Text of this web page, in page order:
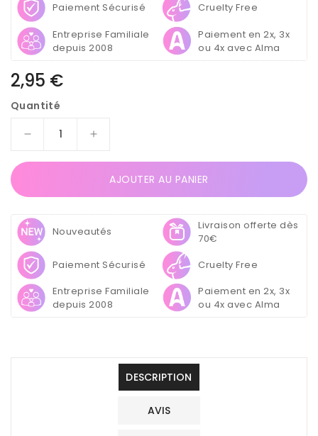
Paiement Sécurisé
Cruelty Free
Entreprise Familiale
depuis 2008
Paiement en 2x, 3x
ou 4x avec Alma
Prix
habituel
2,95 €
Quantité
Réduire
Plaque
de
Stamping
pour
Ongles
Thème
:
Motif
Augmenter
Plaque
de
Stamping
Ongles
:
Motif
AJOUTER AU PANIER
Nouveautés
Livraison offerte dès
70€
Paiement Sécurisé
Cruelty Free
Entreprise Familiale
depuis 2008
Paiement en 2x, 3x
ou 4x avec Alma
DESCRIPTION
AVIS